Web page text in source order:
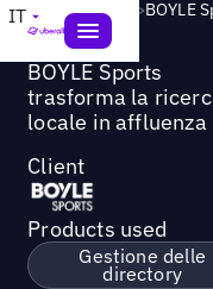
IT Success Story >
BOYLE Sports
trasforma la
locale in affluenza
Client
Products used
Gestione delle
directory